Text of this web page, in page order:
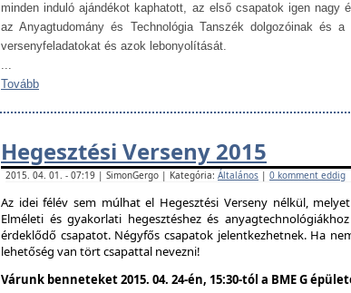
minden induló ajándékot kaphatott, az első csapatok igen nagy
az Anyagtudomány és Technológia Tanszék dolgozóinak és
versenyfeladatokat és azok lebonyolítását.
...
Tovább
Hegesztési Verseny 2015
2015. 04. 01. - 07:19 | SimonGergo | Kategória: Általános | 0 komment eddig
Az idei félév sem múlhat el Hegesztési Verseny nélkül,
Elméleti és gyakorlati hegesztéshez és
érdeklődő csapatot. Négyfős csapatok jelentkezhetnek. Ha
lehetőség van tört csapattal nevezni!
Várunk benneteket 2015. 04. 24-én, 15:30-tól a BME G